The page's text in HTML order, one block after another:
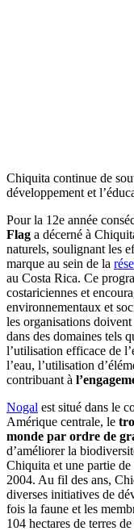
Chiquita continue de
développement et
Pour la 12e année
Flag a décerné à
naturels, soulignant les
marque au sein de la
au Costa Rica. Ce
costariciennes et
environnementaux et
les organisations
dans des domaines tels
l’utilisation efficace de
l’eau, l’utilisation
contribuant à
Nogal est situé dans le
Amérique centrale, le
monde par ordre de
d’améliorer la
Chiquita et une partie
2004. Au fil des ans,
diverses initiatives de
fois la faune et les
104 hectares de terres